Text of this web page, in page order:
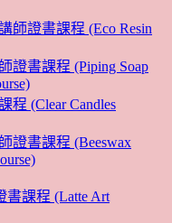
證書課程 (Eco Resin
證書課程 (Piping Soap
程 (Clear Candles
證書課程 (Beeswax
書課程 (Latte Art